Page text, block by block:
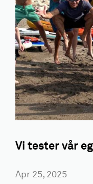
Vi tester vår
Apr 25, 2025